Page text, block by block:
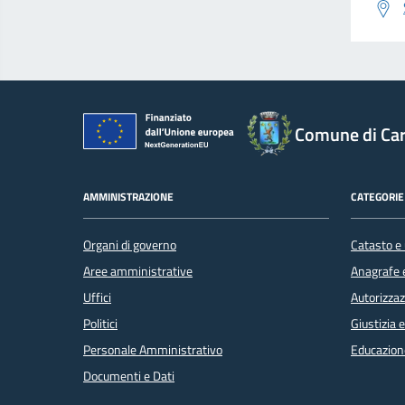
Comune di
AMMINISTRAZIONE
Organi di governo
Aree amministrative
Uffici
Politici
Personale Amministrativo
Documenti e Dati
Catasto
Anagrafe
Giustizia